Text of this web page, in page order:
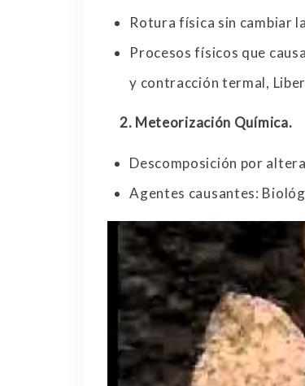
Rotura física sin cambiar
Procesos físicos que
y contracción termal,
2. Meteorización Química.
Descomposición por
Agentes causantes: